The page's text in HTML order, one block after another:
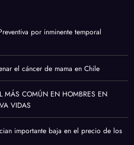
por inminente temporal
el cáncer de mama en Chile
MÁS COMÚN EN HOMBRES EN
VIDAS
importante baja en el precio de los